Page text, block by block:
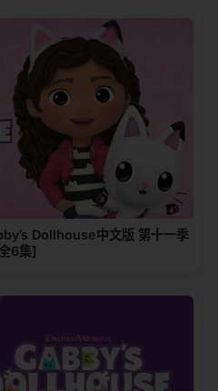
Dollhouse中文版 第十一季
6集]